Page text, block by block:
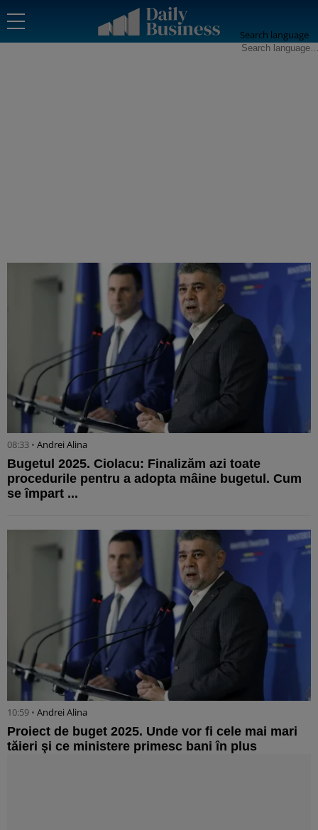
Search language
08:33 • Andrei Alina
Bugetul 2025. Ciolacu: Finalizăm azi toate
procedurile pentru a adopta mâine bugetul. Cum
se împart ...
10:59 • Andrei Alina
Proiect de buget 2025. Unde vor fi cele mai mari
tăieri şi ce ministere primesc bani în plus